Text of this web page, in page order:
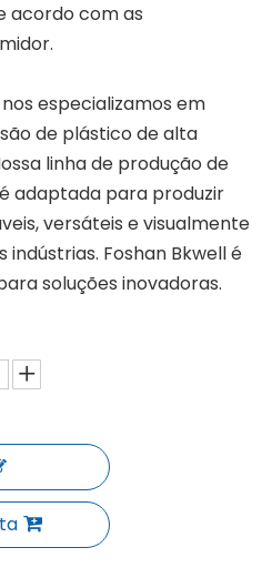
acordo com as
especializamos em
de plástico de alta
linha de produção de
adaptada para produzir
versáteis e visualmente
Foshan Bkwell é
soluções inovadoras.